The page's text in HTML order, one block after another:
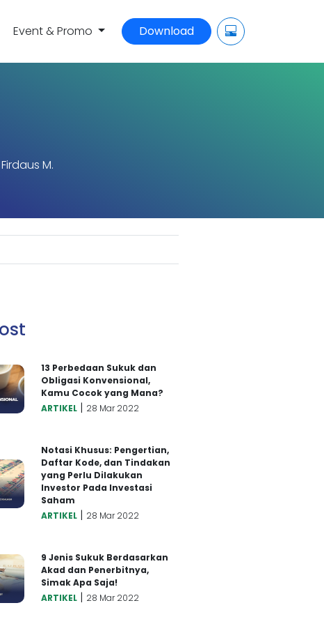
Event & Promo Download
M.
13 Perbedaan Sukuk dan
Obligasi Konvensional,
Kamu Cocok yang Mana?
ARTIKEL | 28 Mar 2022
Notasi Khusus: Pengertian,
Daftar Kode, dan Tindakan
yang Perlu Dilakukan
Investor Pada Investasi
Saham
ARTIKEL | 28 Mar 2022
9 Jenis Sukuk Berdasarkan
Akad dan Penerbitnya,
Simak Apa Saja!
ARTIKEL | 28 Mar 2022